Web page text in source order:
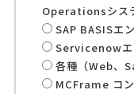
Operationsシス
SAP BASISエ
Servicenowエ
各種（Web、
MCFrame コ